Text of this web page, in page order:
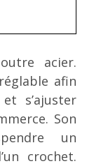
acier.
afin
s’ajuster
Son
un
crochet.